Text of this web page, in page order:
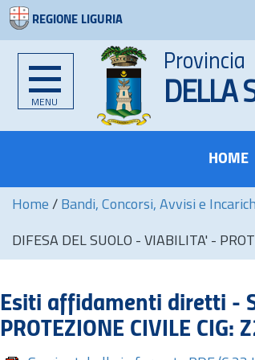
REGIONE LIGURIA
MENU
Provincia
DELLA
HOME
Home / Bandi, Concorsi, Avvisi e
DIFESA DEL SUOLO - VIABILITA' -
Esiti affidamenti diretti -
PROTEZIONE CIVILE CIG: